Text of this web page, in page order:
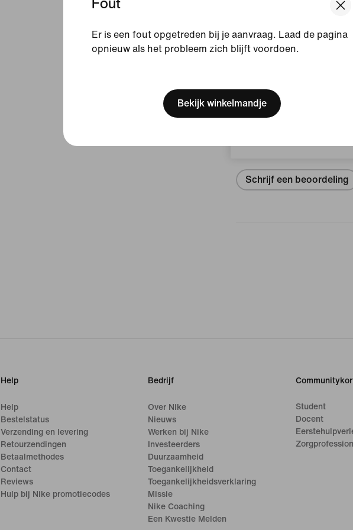
We think you are in
Update your location?
Er is een fout opgetreden bij je aanvraag. Laad de pagina
opnieuw als het probleem zich blijft voordoen.
Bekijk winkelmandje
Stijl:
553560-152
Beoordelingen (Fout)
Geen
Schrijf een beoordeling
Help
Help
Bestelstatus
Verzending en levering
Retourzendingen
Betaalmethodes
Contact
Reviews
Hulp bij Nike promotiecodes
Bedrijf
Over Nike
Nieuws
Werken bij Nike
Investeerders
Duurzaamheid
Toegankelijkheid
Toegankelijkheidsverklaring
Missie
Nike Coaching
Een Kwestie Melden
Student
Docent